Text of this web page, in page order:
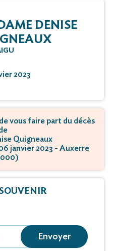
DENISE
2023
vous faire part du décès
Quigneaux
janvier 2023 - Auxerre
Envoyer